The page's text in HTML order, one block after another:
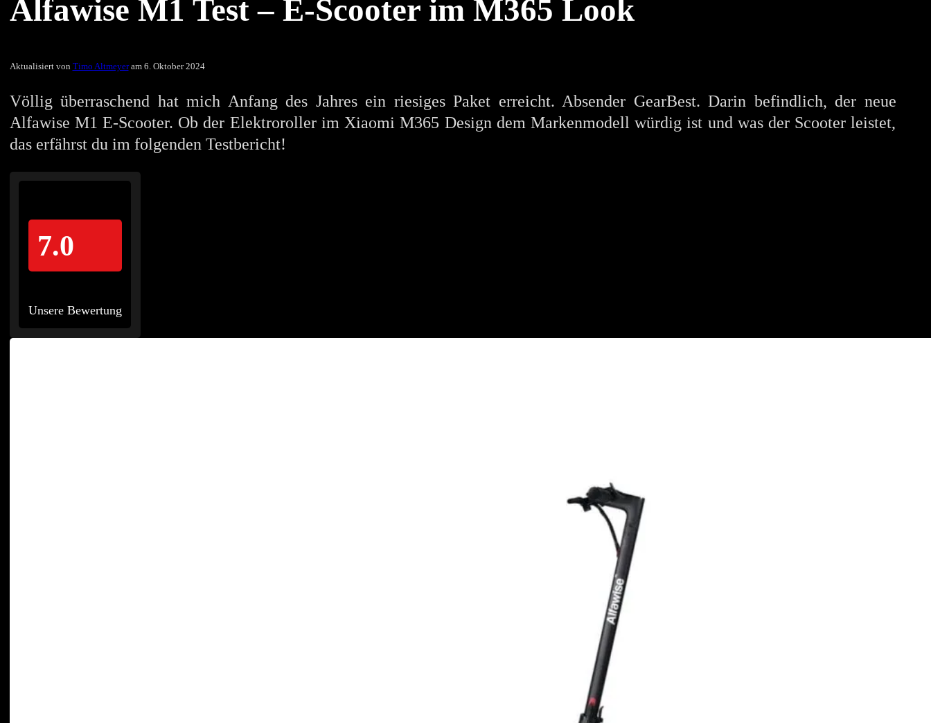
Alfawise M1 Test – E-Scooter im M365 Look
Aktualisiert von Timo Altmeyeram 6. Oktober 2024
Völlig überraschend hat mich Anfang des Jahres ein riesiges Paket erreicht. Absender GearBest. Darin befindlich, der neue
Alfawise M1 E-Scooter. Ob der Elektroroller im Xiaomi M365 Design dem Markenmodell würdig ist und was der Scooter leistet,
das erfährst du im folgenden Testbericht!
7.0
Unsere Bewertung